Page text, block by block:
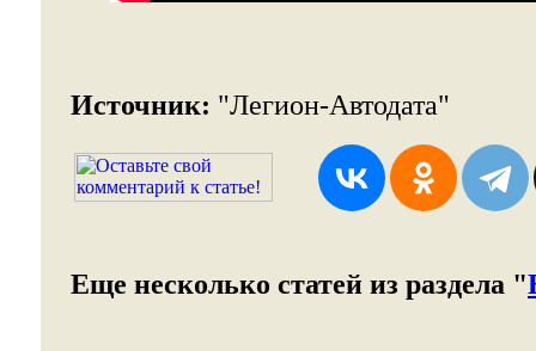
Источник: "Легион-Автодата"
Еще несколько статей из раздела "